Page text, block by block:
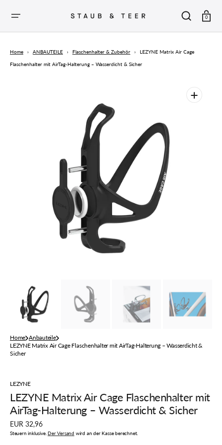
SPRINGEN
0
Home › ANBAUTEILE › Flaschenhalter & Zubehör › LEZYNE Matrix Air Cage
Flaschenhalter mit AirTag-Halterung – Wasserdicht & Sicher
Öffnen
Sie
die
vorgestellten
Medien
Home Anbauteile
LEZYNE Matrix Air Cage Flaschenhalter mit AirTag-Halterung – Wasserdicht &
Sicher
LEZYNE
LEZYNE Matrix Air Cage Flaschenhalter mit
AirTag-Halterung – Wasserdicht & Sicher
Regulärer
Preis
EUR 32,96
Steuern inklusive. Der Versand wird an der Kasse berechnet.